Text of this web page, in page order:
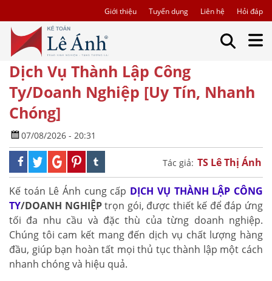
Giới thiệu Tuyển dụng Liên hệ Hỏi đáp
Dịch Vụ Thành Lập Công
Ty/Doanh Nghiệp [Uy Tín, Nhanh
Chóng]
07/08/2026 - 20:31
Tác giả: TS Lê Thị Ánh
Kế toán Lê Ánh cung cấp DỊCH VỤ THÀNH LẬP CÔNG
TY/DOANH NGHIỆPtrọn gói, được thiết kế để đáp ứng
tối đa nhu cầu và đặc thù của từng doanh nghiệp.
Chúng tôi cam kết mang đến dịch vụ chất lượng hàng
đầu, giúp bạn hoàn tất mọi thủ tục thành lập một cách
nhanh chóng và hiệu quả.